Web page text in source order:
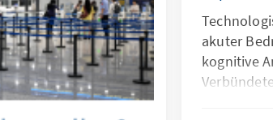
muss der Markt
heutigen Oligopol
akuter
kognitive